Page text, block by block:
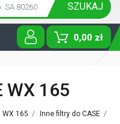
SZUKAJ
0,00 zł
Toggle
WX 165
WX 165 / Inne filtry do CASE /